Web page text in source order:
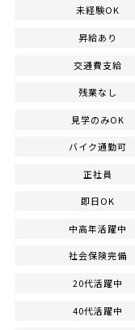
未経験OK
昇給あり
交通費支給
残業なし
見学のみOK
バイク通勤可
正社員
即日OK
中高年活躍中
社会保険完備
20代活躍中
40代活躍中